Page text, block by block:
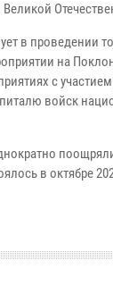
Великой
в проведении
на
с
войск
в октябре